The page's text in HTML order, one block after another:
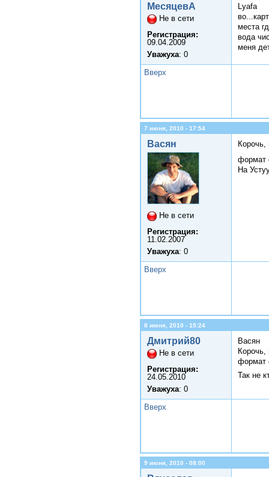
МесяцевА
Не в сети
Регистрация:
09.04.2009
Уважуха: 0
Lyafa
места
вода
меня
Вверх
7 июня, 2010 - 17:54
Васян
Не в сети
Регистрация:
11.02.2007
Уважуха: 0
Корочь,
формат
На
Вверх
8 июня, 2010 - 15:24
Дмитрий80
Не в сети
Регистрация:
24.05.2010
Уважуха: 0
Васян
Корочь,
формат
Так не
Вверх
9 июня, 2010 - 08:00